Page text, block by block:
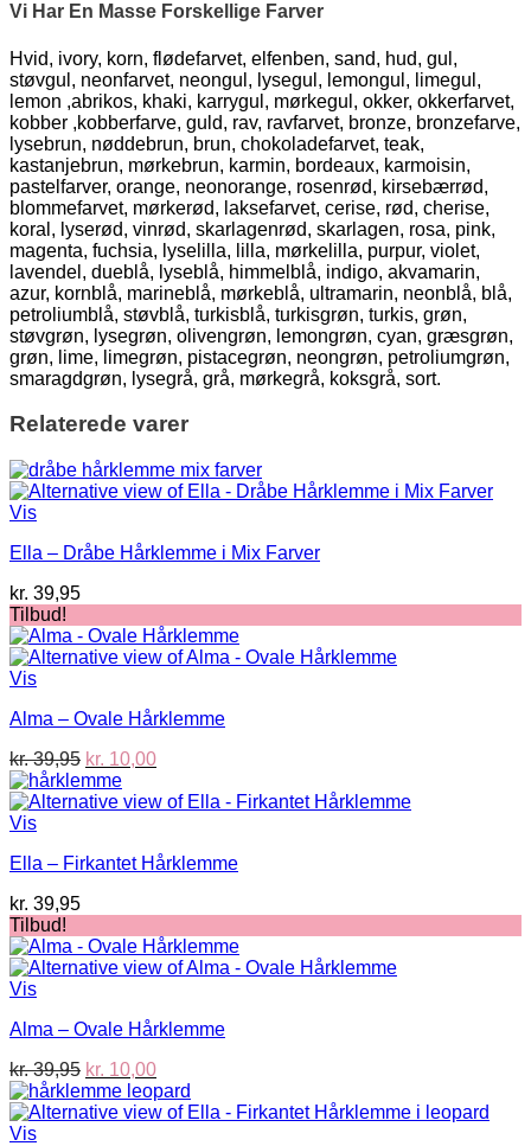
Vi Har En Masse Forskellige Farver
Hvid, ivory, korn, flødefarvet, elfenben, sand, hud, gul,
støvgul, neonfarvet, neongul, lysegul, lemongul, limegul,
lemon ,abrikos, khaki, karrygul, mørkegul, okker, okkerfarvet,
kobber ,kobberfarve, guld, rav, ravfarvet, bronze, bronzefarve,
lysebrun, nøddebrun, brun, chokoladefarvet, teak,
kastanjebrun, mørkebrun, karmin, bordeaux, karmoisin,
pastelfarver, orange, neonorange, rosenrød, kirsebærrød,
blommefarvet, mørkerød, laksefarvet, cerise, rød, cherise,
koral, lyserød, vinrød, skarlagenrød, skarlagen, rosa, pink,
magenta, fuchsia, lyselilla, lilla, mørkelilla, purpur, violet,
lavendel, dueblå, lyseblå, himmelblå, indigo, akvamarin,
azur, kornblå, marineblå, mørkeblå, ultramarin, neonblå, blå,
petroliumblå, støvblå, turkisblå, turkisgrøn, turkis, grøn,
støvgrøn, lysegrøn, olivengrøn, lemongrøn, cyan, græsgrøn,
grøn, lime, limegrøn, pistacegrøn, neongrøn, petroliumgrøn,
smaragdgrøn, lysegrå, grå, mørkegrå, koksgrå, sort.
Relaterede varer
Vis
Ella – Dråbe Hårklemme i Mix Farver
kr. 39,95
Tilbud!
Vis
Alma – Ovale Hårklemme
kr.39,95 Den
oprindelige
pris
kr. 10,00Den
pris
Vis
Ella – Firkantet Hårklemme
kr. 39,95
Tilbud!
Vis
Alma – Ovale Hårklemme
kr.39,95 Den
oprindelige
pris
kr. 10,00Den
aktuelle
pris
Vis